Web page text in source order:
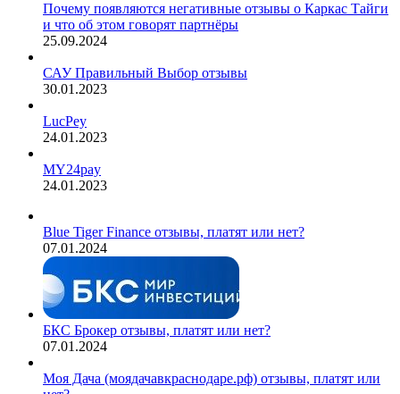
Почему появляются негативные отзывы о Каркас Тайги
и что об этом говорят партнёры
25.09.2024
САУ Правильный Выбор отзывы
30.01.2023
LucPey
24.01.2023
MY24pay
24.01.2023
Blue Tiger Finance отзывы, платят или нет?
07.01.2024
БКС Брокер отзывы, платят или нет?
07.01.2024
Моя Дача (моядачавкраснодаре.рф) отзывы, платят или